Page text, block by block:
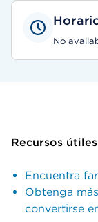
No
Recursos útiles
Encuentra
Obtenga
convertirse